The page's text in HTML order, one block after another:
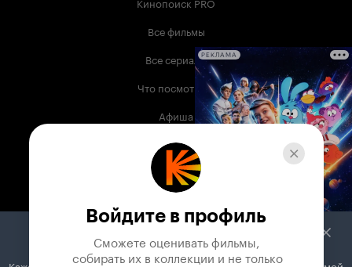
Все фильмы
Все сериалы
Что посмотреть
Афиша
Музыка
Телепрограмма
Служба поддержки
РЕКЛАМА
Войдите в профиль
Сможете оценивать фильмы,
собирать их в коллекции и не только